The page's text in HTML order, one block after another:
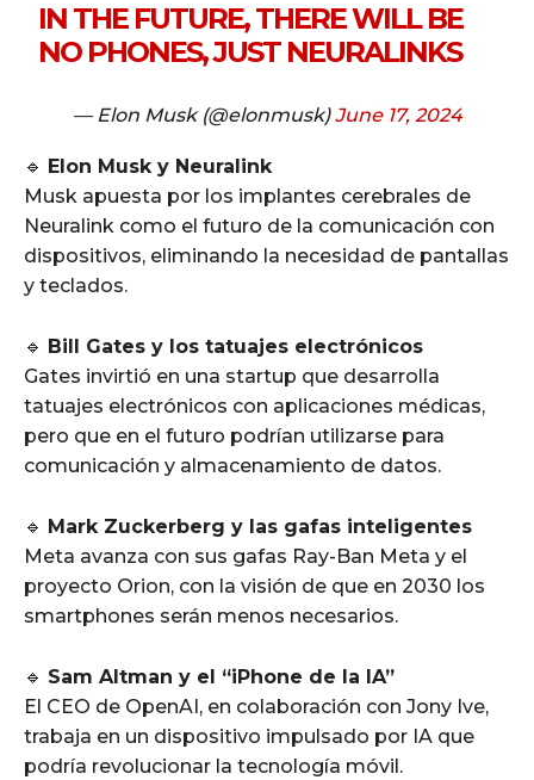
IN THE FUTURE, THERE WILL BE
NO PHONES, JUST NEURALINKS
— Elon Musk (@elonmusk)June 17, 2024
🔹 Elon Musk y Neuralink
Musk apuesta por los implantes cerebrales de
Neuralink como el futuro de la comunicación con
dispositivos, eliminando la necesidad de pantallas
y teclados.
🔹 Bill Gates y los tatuajes electrónicos
Gates invirtió en una startup que desarrolla
tatuajes electrónicos con aplicaciones médicas,
pero que en el futuro podrían utilizarse para
comunicación y almacenamiento de datos.
🔹 Mark Zuckerberg y las gafas inteligentes
Meta avanza con sus gafas Ray-Ban Meta y el
proyecto Orion, con la visión de que en 2030 los
smartphones serán menos necesarios.
🔹 Sam Altman y el “iPhone de la IA”
El CEO de OpenAI, en colaboración con Jony Ive,
trabaja en un dispositivo impulsado por IA que
podría revolucionar la tecnología móvil.